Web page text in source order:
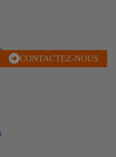
J'EN PROFITE
CONTACTEZ-NOUS